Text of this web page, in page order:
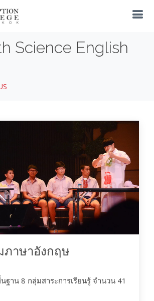
Science English
ภาษาอังกฤษ
ฐาน 8 กลุ่มสาระการเรียนรู้ จำนวน 41